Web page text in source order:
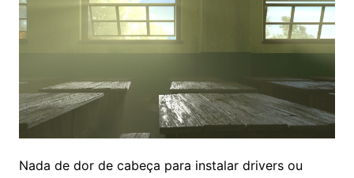
Nada de dor de cabeça para instalar drivers ou